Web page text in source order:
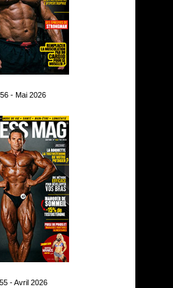
- Mai 2026
- Avril 2026